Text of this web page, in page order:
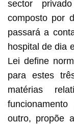
sector
composto por
passará a
hospital de dia
Lei define
para estes
matérias
outro, propõe